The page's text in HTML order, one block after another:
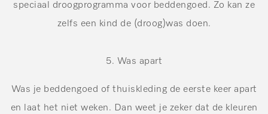
speciaal droogprogramma voor beddengoed. Zo kan ze
zelfs een kind de (droog)was doen.
5. Was apart
Was je beddengoed of thuiskleding de eerste keer apart
en laat het niet weken. Dan weet je zeker dat de kleuren